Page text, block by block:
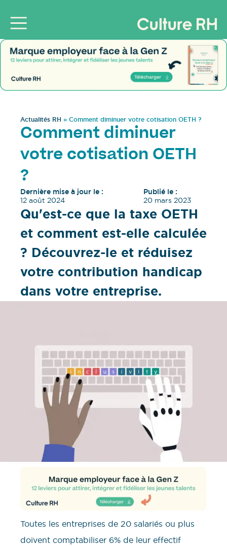
Actualités RH » Comment diminuer votre cotisation OETH ?
Comment diminuer
votre cotisation OETH
?
Dernière mise à jour le :
12 août 2024
Publié le :
20 mars 2023
Qu'est-ce que la taxe OETH
et comment est-elle calculée
? Découvrez-le et réduisez
votre contribution handicap
dans votre entreprise.
Toutes les entreprises de 20 salariés ou plus
doivent comptabiliser 6% de leur effectif